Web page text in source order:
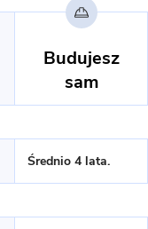
z
Budujesz
sam
Średnio 4 lata.